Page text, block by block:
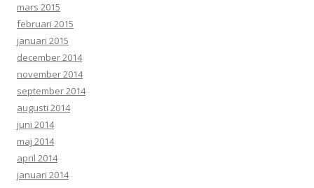
mars 2015
februari 2015
januari 2015
december 2014
november 2014
september 2014
augusti 2014
juni 2014
maj 2014
april 2014
januari 2014